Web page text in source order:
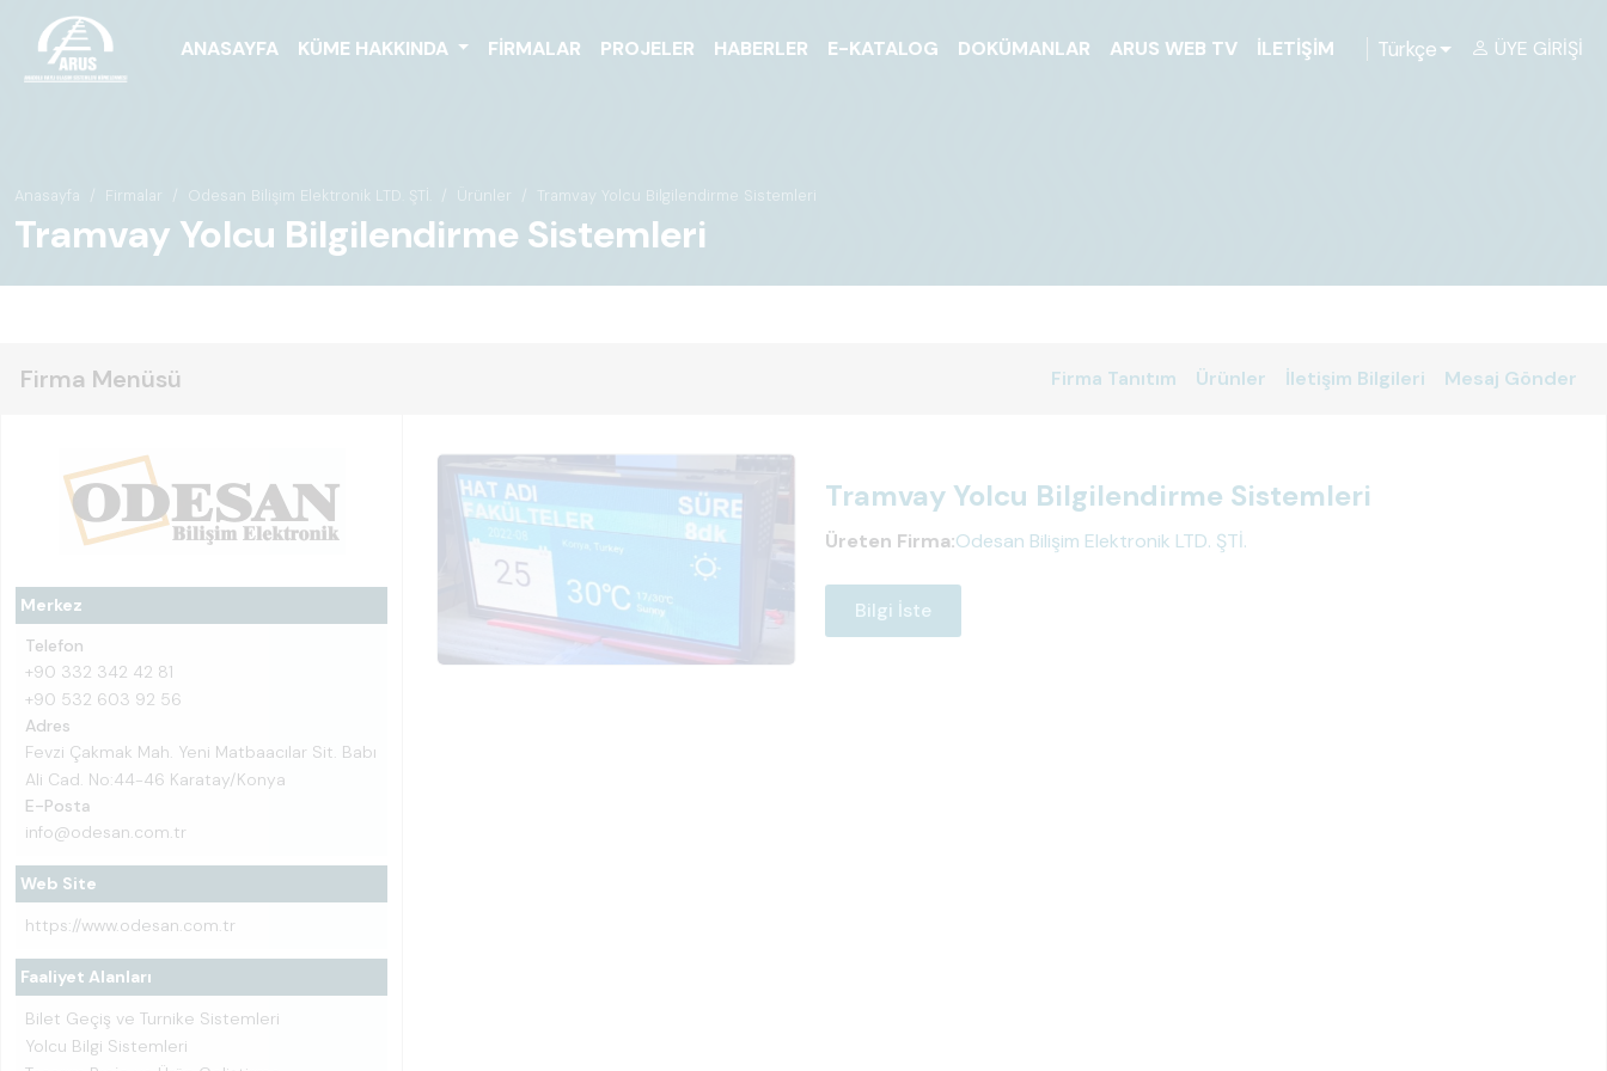
ANASAYFA KÜME HAKKINDA FIRMALAR PROJELER HABERLER E-KATALOG DOKÜMANLAR ARUS WEB TV İLETIŞIM Türkçe ÜYE GIRIŞI
Anasayfa Firmalar Odesan Bilişim Elektronik LTD. ŞTİ. Ürünler Tramvay Yolcu Bilgilendirme Sistemleri
Tramvay Yolcu Bilgilendirme Sistemleri
Firma Menüsü Firma Tanıtım Ürünler İletişim Bilgileri Mesaj Gönder
Merkez
Telefon
+90 332 342 42 81
+90 532 603 92 56
Adres
Fevzi Çakmak Mah. Yeni Matbaacılar Sit. Babı
Ali Cad. No:44-46 Karatay/Konya
E-Posta
info@odesan.com.tr
Web Site
https://www.odesan.com.tr
Faaliyet Alanları
Bilet Geçiş ve Turnike Sistemleri
Yolcu Bilgi Sistemleri
Tramvay Yolcu Bilgilendirme Sistemleri
Üreten Firma:Odesan Bilişim Elektronik LTD. ŞTİ.
Bilgi İste